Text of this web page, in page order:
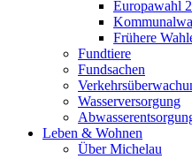
Europawahl
Frühere
Fundtiere
Fundsachen
Wasserversorgung
Leben & Wohnen
Über Michelau